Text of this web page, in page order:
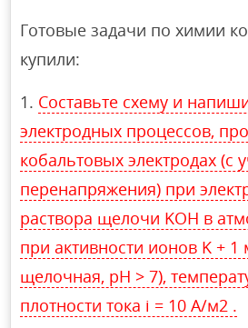
Готовые задачи по химии
купили:
Составьте схему и
электродных процессов,
кобальтовых электродах (с
перенапряжения) при
раствора щелочи KOH в
при активности ионов K + 1
щелочная, рН > 7),
плотности тока i = 10 А/м2 .